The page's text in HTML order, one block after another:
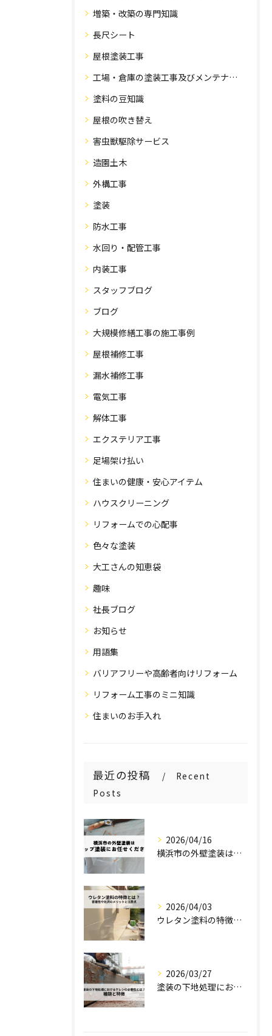
増築・改築の専門知識
長尺シート
屋根塗装工事
工場・倉庫の塗装工事及びメンテナンス
塗料の豆知識
屋根の吹き替え
害虫獣駆除サービス
造園土木
外構工事
塗装
防水工事
水回り・配管工事
内装工事
スタッフブログ
ブログ
大規模修繕工事の施工事例
屋根補修工事
漏水補修工事
電気工事
解体工事
エクステリア工事
足場架け払い
住まいの健康・安心アイテム
ハウスクリーニング
リフォームでの心配事
色々な塗装
大工さんの知恵袋
趣味
社長ブログ
お知らせ
用語集
バリアフリーや高齢者向けリフォーム
リフォーム工事のミニ知識
住まいのお手入れ
最近の投稿
Recent
Posts
2026/04/16
横浜市の外壁塗装はステップ塗装にお任せください！
2026/04/03
ウレタン塗料の特徴とは？密着性や光沢のメリットと注意点を解説！
2026/03/27
塗装の下地処理におけるケレンの必要性とは？種類と特徴を解説！